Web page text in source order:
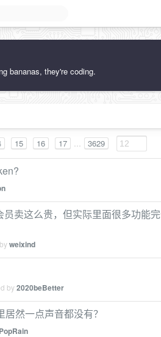
bananas, they're coding.
15 16 17 ... 3629
卖这么贵，但实际里面很多功能
weixind
by2020beBetter
然一点声音都没有？
PopRain